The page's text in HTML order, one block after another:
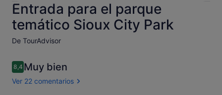
Entrada para el parque
temático Sioux City Park
De TourAdvisor
Comentarios
8,48,4 de 10
Muy bien
Ver 22 comentarios